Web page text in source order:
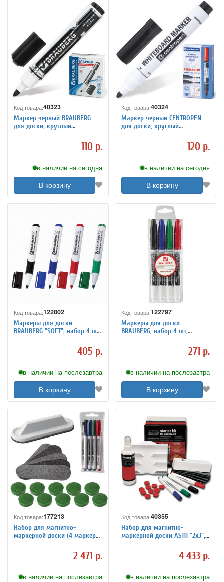
Код товара:40323
Маркер черный BRAUBERG
для доски, круглый
110 р.
в наличии на сегодня
В корзину
Код товара:40324
Маркер черный CENTROPEN
для доски, круглый
120 р.
в наличии на сегодня
В корзину
Код товара:122802
Маркеры для доски
BRAUBERG "SOFT", набор 4 шт,
(синий, черный, красный,405 р.
в наличии на послезавтра
В корзину
Код товара:122797
Маркеры для доски
BRAUBERG, набор 4 шт,
(черный, синий, красный,271 р.
в наличии на послезавтра
В корзину
Код товара:177213
Набор для магнитно-
маркерной доски (4 маркера
средство + 10 магнитов), "2х3"
2 471 р.
в наличии на послезавтра
Код товара:40355
Набор для магнитно-
маркерной доски AS111 "2х3",
4 433 р.
в наличии на послезавтра